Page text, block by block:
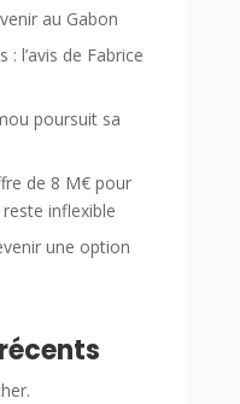
au Gabon
: l’avis de Fabrice
poursuit sa
de 8 M€ pour
inflexible
une option